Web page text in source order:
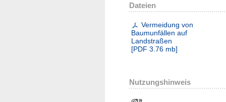
Dateien
Vermeidung von
Baumunfällen auf
Landstraßen
[PDF 3.76 mb]
Nutzungshinweis